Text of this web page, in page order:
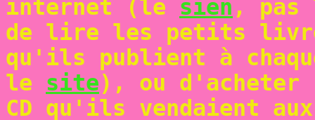
internet (le sien ,
de lire les petits
qu'ils publient à
le site), ou d'acheter
CD qu'ils vendaient